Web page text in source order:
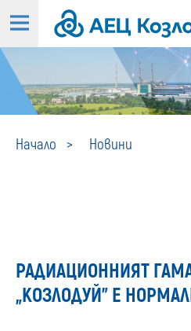
Начало Новини
РАДИАЦИОННИЯТ
„КОЗЛОДУЙ” Е